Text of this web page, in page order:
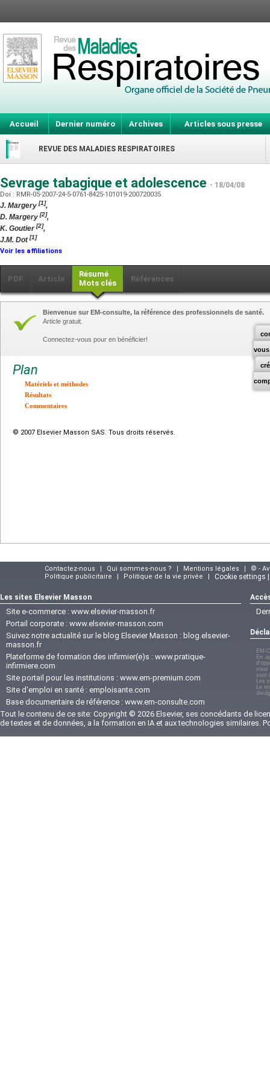
Accueil Dernier numéro Archives Articles sous presse
REVUE DES MALADIES RESPIRATOIRES
Sevrage tabagique et adolescence - 18/04/08
Doi : RMR-05-2007-24-5-0761-8425-101019-200720035
J. Margery [1],
D. Margery [2],
K. Goutier[2],
J.M. Dot[1]
Voir les affiliations
PDF Article
Résumé
Mots clés
Références
vous
Bienvenue sur EM-consulte, la référence des professionnels de santé.
Article gratuit.
Connectez-vous pour en bénéficier!
Plan
Matériels et méthodes
Résultats
Commentaires
© 2007 Elsevier Masson SAS. Tous droits réservés.
Contactez-nous | Qui sommes-nous ? | Mentions légales |
© -
Politique publicitaire
| Politique de la vie privée | Cookie settings
Les sites Elsevier Masson
Site e-commerce : www.elsevier-masson.fr
Portail corporate : www.elsevier-masson.com
Suivez notre actualité sur le blog Elsevier Masson : blog.elsevier-
masson.fr
Plateforme de formation des infirmier(e)s : www.pratique-
infirmiere.com
Site portail pour les institutions : www.em-premium.com
Site d'emploi en santé : emploisante.com
Base documentaire de référence : www.em-consulte.com
EM-
En
vous
sont
Les
Le
Tout le contenu de ce site: Copyright © 2026 Elsevier, ses concédants de
de textes et de données, a la formation en IA et aux technologies similaires.